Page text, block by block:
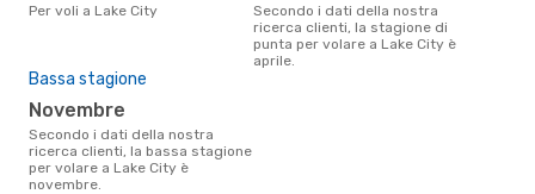
Per voli a Lake City
Secondo i dati della nostra
ricerca clienti, la stagione di
punta per volare a Lake City è
aprile.
Bassa stagione
novembre
Secondo i dati della nostra
ricerca clienti, la bassa stagione
per volare a Lake City è
novembre.